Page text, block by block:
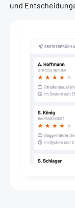
und